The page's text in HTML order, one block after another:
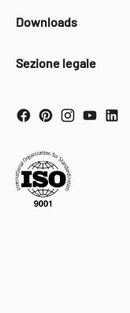
Downloads
Sezione legale